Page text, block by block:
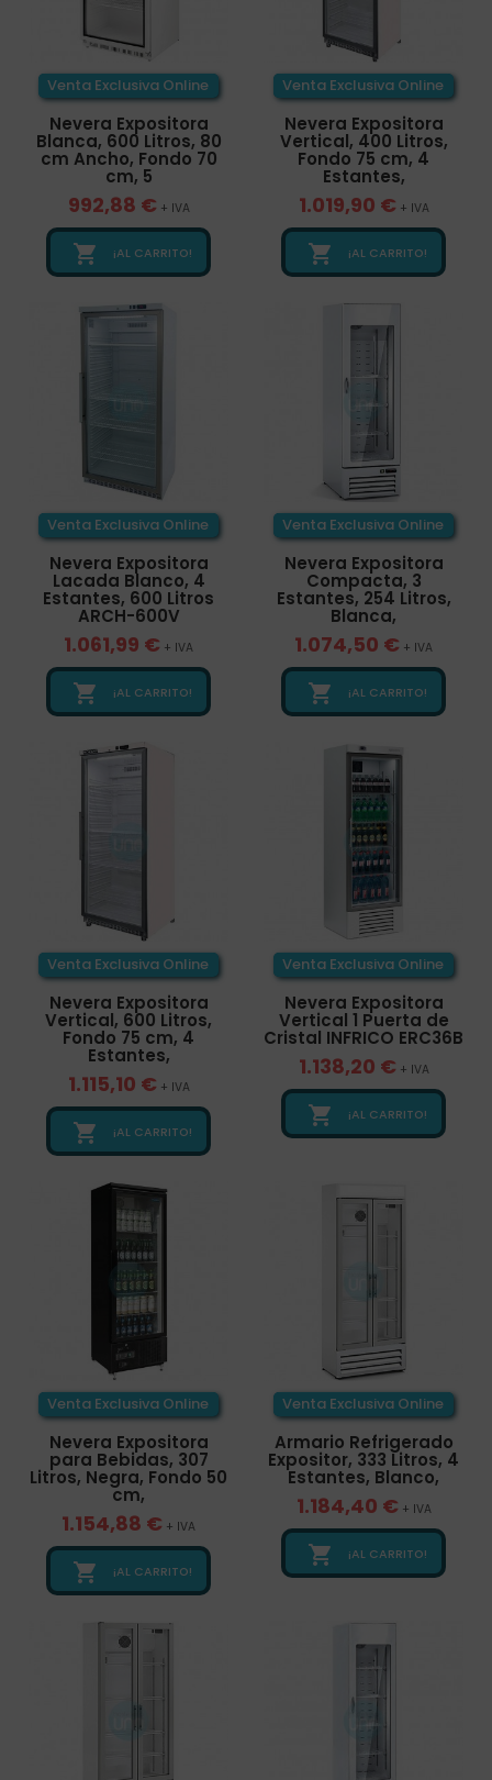
Venta Exclusiva Online
Nevera Expositora
Blanca, 600 Litros, 80
cm Ancho, Fondo 70
cm, 5
992,88 € + IVA
 ¡AL CARRITO!
Venta Exclusiva Online
Nevera Expositora
Vertical, 400 Litros,
Fondo 75 cm, 4
Estantes,
1.019,90 € + IVA
 ¡AL CARRITO!
Venta Exclusiva Online
Nevera Expositora
Lacada Blanco, 4
Estantes, 600 Litros
ARCH-600V
1.061,99 € + IVA
 ¡AL CARRITO!
Venta Exclusiva Online
Nevera Expositora
Compacta, 3
Estantes, 254 Litros,
Blanca,
1.074,50 € + IVA
 ¡AL CARRITO!
Venta Exclusiva Online
Nevera Expositora
Vertical, 600 Litros,
Fondo 75 cm, 4
Estantes,
1.115,10 € + IVA
 ¡AL CARRITO!
Venta Exclusiva Online
Nevera Expositora
Vertical 1 Puerta de
Cristal INFRICO ERC36B
1.138,20 € + IVA
 ¡AL CARRITO!
Venta Exclusiva Online
Nevera Expositora
para Bebidas, 307
Litros, Negra, Fondo 50
cm,
1.154,88 € + IVA
 ¡AL CARRITO!
Venta Exclusiva Online
Armario Refrigerado
Expositor, 333 Litros, 4
Estantes, Blanco,
1.184,40 € + IVA
 ¡AL CARRITO!